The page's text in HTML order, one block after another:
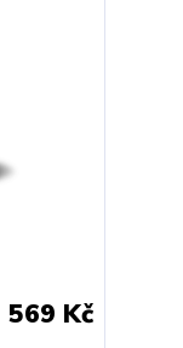
569 Kč